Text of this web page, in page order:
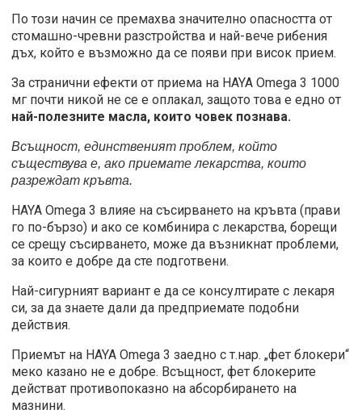
По този начин се премахва значително опасността от
стомашно-чревни разстройства и най-вече рибения
дъх, който е възможно да се появи при висок прием.
За странични ефекти от приема на HAYA Omega 3 1000
мг почти никой не се е оплакал, защото това е едно от
най-полезните масла, които човек познава.
Всъщност, единственият проблем, който
съществува е, ако приемате лекарства, които
разреждат кръвта.
HAYA Omega 3 влияе на съсирването на кръвта (прави
го по-бързо) и ако се комбинира с лекарства, борещи
се срещу съсирването, може да възникнат проблеми,
за които е добре да сте подготвени.
Най-сигурният вариант е да се консултирате с лекаря
си, за да знаете дали да предприемате подобни
действия.
Приемът на HAYA Omega 3 заедно с т.нар. „фет блокери“
меко казано не е добре. Всъщност, фет блокерите
действат противопоказно на абсорбирането на
мазнини.